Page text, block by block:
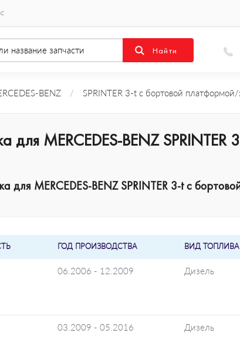
BENZ / SPRINTER 3-t c бортовой платформой/
MERCEDES-BENZ
MERCEDES-BENZ SPRINTER 3-t c
ГОД ПРОИЗВОДСТВА ВИД ТОПЛИВА
06.2006 - 12.2009 Дизель
03.2009 - 05.2016 Дизель